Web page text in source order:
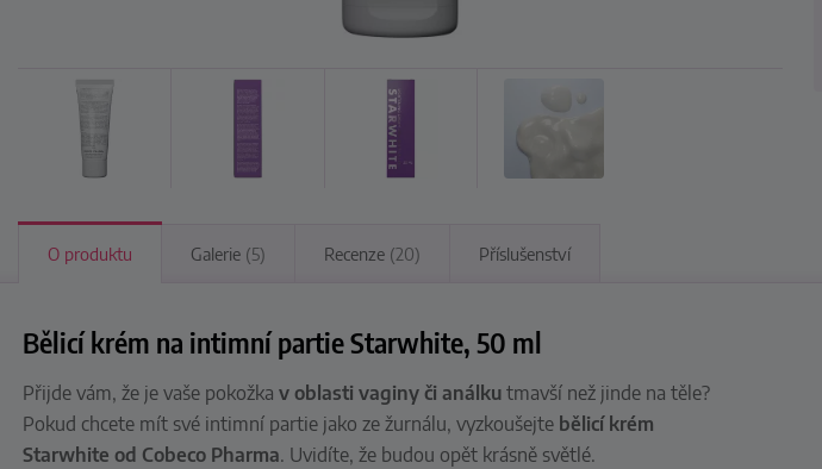
O produktu Galerie (5) Recenze (20) Příslušenství
Bělicí krém na intimní partie Starwhite, 50 ml
Přijde vám, že je vaše pokožkav oblasti vaginy či análku tmavší než jinde na těle?
Pokud chcete mít své intimní partie jako ze žurnálu, vyzkoušejte bělicí krém
Starwhite od Cobeco Pharma. Uvidíte, že budou opět krásně světlé.